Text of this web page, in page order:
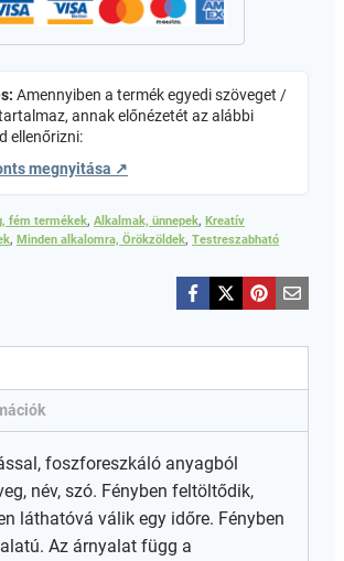
Amennyiben a termék egyedi szöveget /
annak előnézetét az alábbi
ellenőrizni:
megnyitása ↗
fém termékek, Alkalmak, ünnepek, Kreatív
, Minden alkalomra, Örökzöldek, Testreszabható
foszforeszkáló anyagból
név, szó. Fényben feltöltődik,
láthatóvá válik egy időre. Fényben
Az árnyalat függ a